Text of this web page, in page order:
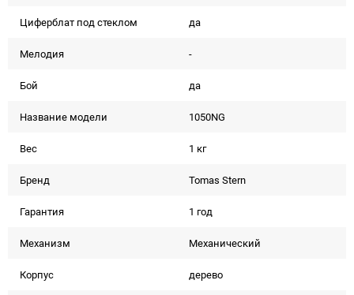
Циферблат под стеклом да
Мелодия -
Бой да
Название модели 1050NG
Вес 1 кг
Бренд Tomas Stern
Гарантия 1 год
Механизм Механический
Корпус дерево